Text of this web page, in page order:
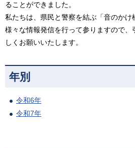
ることができました。
私たちは、県民と警察を結ぶ「音のかけ
様々な情報発信を行って参りますので、
しくお願いいたします。
年別
令和6年
令和7年